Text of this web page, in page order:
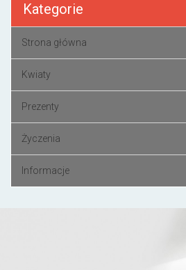
Kategorie
Strona główna
Kwiaty
Prezenty
Życzenia
Informacje